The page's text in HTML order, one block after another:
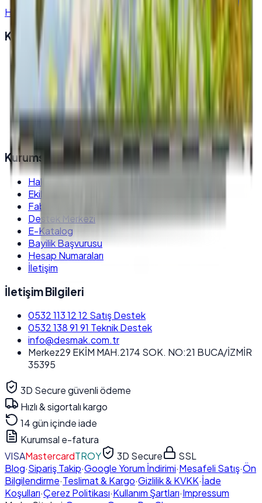
Hakkımızda
Kategoriler
Endüstriyel Panel PC
All in One PC
Dokunmatik Monitör
Self Servis Kiosk
Totem Kiosk
Dokunmatik POS PC
Kurumsal
Hakkımızda
Ekibimiz
Fabrika Tanıtım
Destek Merkezi
E-Katalog
Bayilik Başvurusu
Hesap Numaraları
İletişim
İletişim Bilgileri
0532 113 12 12 Satış Destek
0532 138 91 91 Teknik Destek
info@desmak.com.tr
Merkez29 EKİM MAH.2174 SOK. NO:21 BUCA/İZMİR
35395
3D Secure güvenli ödeme
Hızlı & sigortalı kargo
14 gün içinde iade
Kurumsal e-fatura
VISAMastercardTROY 3D Secure
SSL
Blog·Sipariş Takip·Google Yorum İndirimi·Mesafeli Satış·Ön
Bilgilendirme·Teslimat & Kargo·Gizlilik & KVKK·İade
Koşulları·Çerez Politikası·Kullanım Şartları·Impressum